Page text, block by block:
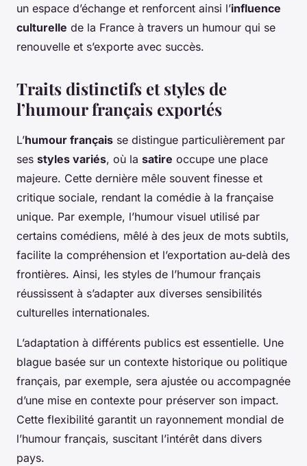
un espace d’échange et renforcent ainsi l’influence
culturelle de la France à travers un humour qui se
renouvelle et s’exporte avec succès.
Traits distinctifs et styles de
l’humour français exportés
L’humour français se distingue particulièrement par
ses styles variés, où la satire occupe une place
majeure. Cette dernière mêle souvent finesse et
critique sociale, rendant la comédie à la française
unique. Par exemple, l’humour visuel utilisé par
certains comédiens, mêlé à des jeux de mots subtils,
facilite la compréhension et l’exportation au-delà des
frontières. Ainsi, les styles de l’humour français
réussissent à s’adapter aux diverses sensibilités
culturelles internationales.
L’adaptation à différents publics est essentielle. Une
blague basée sur un contexte historique ou politique
français, par exemple, sera ajustée ou accompagnée
d’une mise en contexte pour préserver son impact.
Cette flexibilité garantit un rayonnement mondial de
l’humour français, suscitant l’intérêt dans divers
pays.